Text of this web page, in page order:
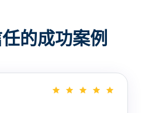
的成功案例